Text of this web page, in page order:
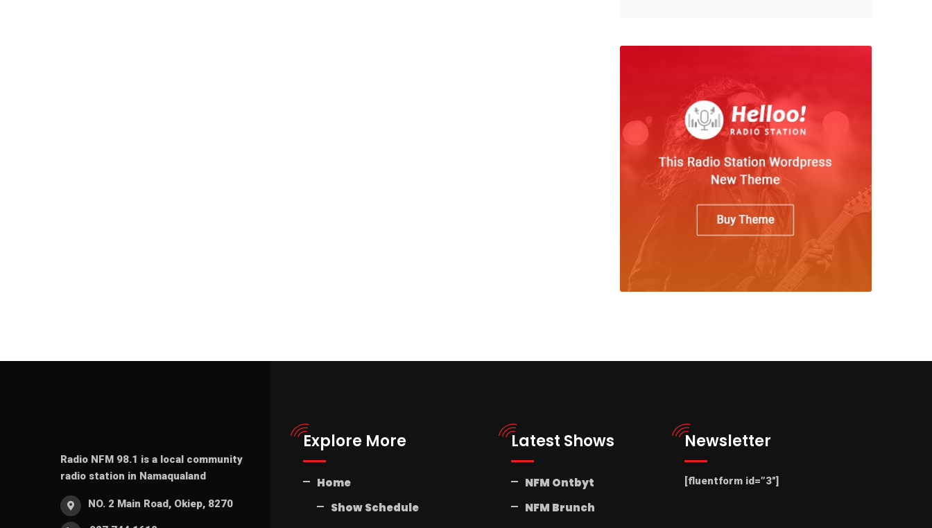
Radio NFM 98.1 is a local community
radio station in Namaqualand
NO. 2 Main Road, Okiep, 8270
Explore More
Home
Show Schedule
Latest Shows
NFM Ontbyt
NFM Brunch
Newsletter
[fluentform id=”3″]